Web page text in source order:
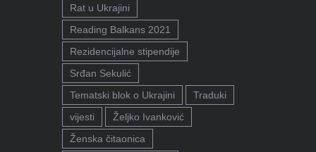
Rat u Ukrajini
Reading Balkans 2021
Rezidencijalne stipendije
Srđan Sekulić
Tematski blok o Ukrajini
Traduki
vijesti
Željko Ivanković
Ženska čitaonica